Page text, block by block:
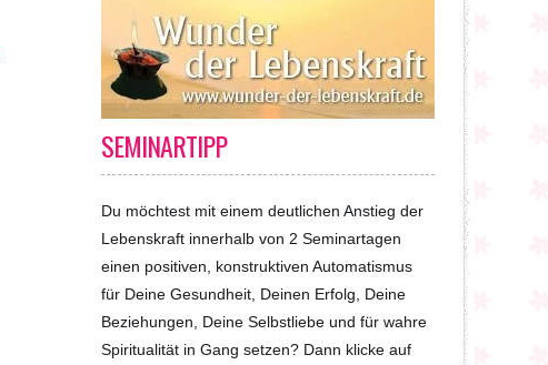
SEMINARTIPP
Du möchtest mit einem deutlichen Anstieg der
Lebenskraft innerhalb von 2 Seminartagen
einen positiven, konstruktiven Automatismus
für Deine Gesundheit, Deinen Erfolg, Deine
Beziehungen, Deine Selbstliebe und für wahre
Spiritualität in Gang setzen? Dann klicke auf